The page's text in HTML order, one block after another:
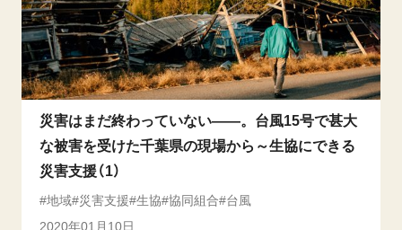
災害はまだ終わっていない――。台風15号で甚大
な被害を受けた千葉県の現場から～生協にできる
災害支援（1）
地域 災害支援 生協 協同組合
台風
2020年01月10日